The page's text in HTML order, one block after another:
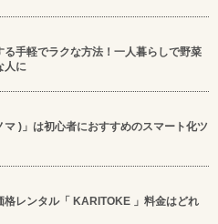
る手軽でラクな方法！一人暮らしで野菜
人に
マ )」は初心者におすすめのスマート化ツ
格レンタル「 KARITOKE 」料金はどれ